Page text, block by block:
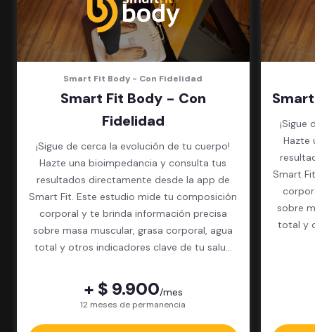
Smart Fit Body - Con Fidelidad
Smart Fit Body - Con
Fidelidad
¡Sigue de cerca la evolución de tu cuerpo!
Hazte una bioimpedancia y consulta tus
resultados directamente desde la app de
Smart Fit. Este estudio mide tu composición
corporal y te brinda información precisa
sobre masa muscular, grasa corporal, agua
total y otros indicadores clave de tu salud
+ $ 9.900/mes
12 meses de permanencia
¡Sigue
Hazte
Smart
sobre
total y